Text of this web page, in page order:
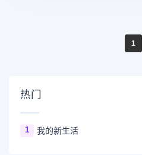
1
热门
1 我的新生活